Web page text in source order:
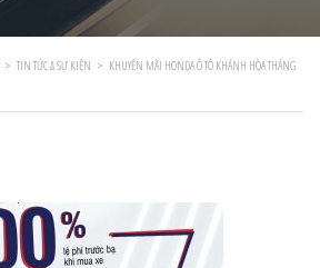
> TIN TỨC & SỰ KIỆN > KHUYẾN MÃI HONDA Ô TÔ KHÁNH HÒA THÁNG